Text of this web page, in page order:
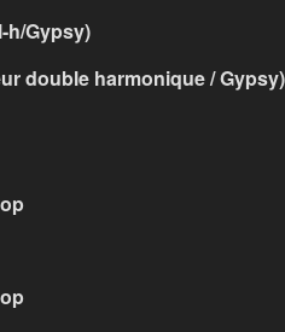
h/Gypsy)
double harmonique / Gypsy)